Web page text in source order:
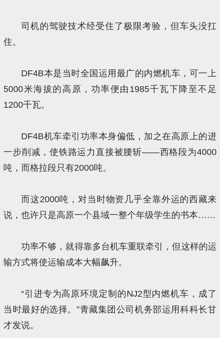
司机的驾驶技术经受住了极限考验，但车头没扛
住。
DF4B本是当时全国运用最广的内燃机车，可一上
5000米海拔的高原，功率便由1985千瓦下降至不足
1200千瓦。
DF4B机车牵引功率本身偏低，加之在高原上的进
一步削减，使铁路运力直接被腰斩——西格段为4000
吨，而格拉段只有2000吨。
而这2000吨，对当时物资几乎全靠外运的西藏来
说，也许只是高原一个县域一整个年级学生的书本……
功率不够，就得靠多台机车重联牵引，但这样的运
输方式将使运输成本大幅飙升。
“引进专为高原环境定制的NJ2型内燃机车，成了
当时最好的选择。”青藏集团公司机务部运用科科长甘
才发说。